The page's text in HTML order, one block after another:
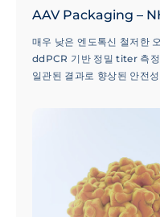
AAV Packaging –
매우 낮은 엔도톡신 철저한
ddPCR 기반 정밀 titer 측정
일관된 결과로 향상된 안전